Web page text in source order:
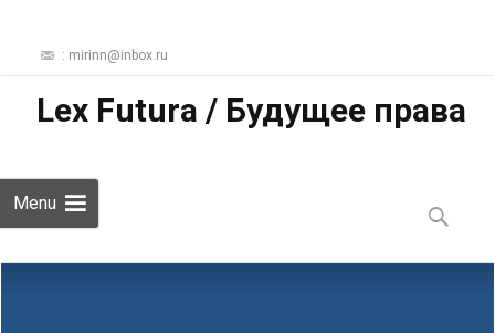
: mirinn@inbox.ru
Lex Futura / Будущее права
Menu
to
content
Найти: